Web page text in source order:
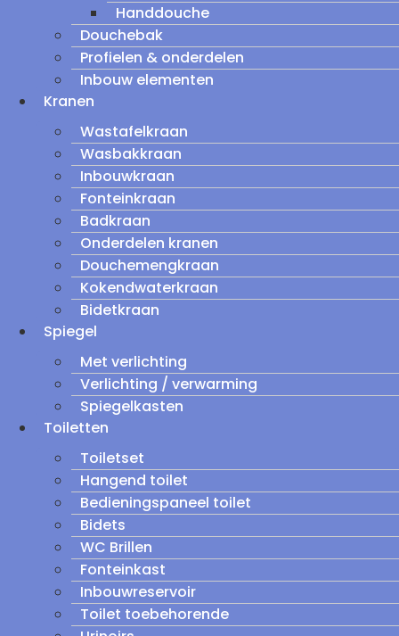
Handdouche
Douchebak
Profielen & onderdelen
Inbouw elementen
Kranen
Wastafelkraan
Wasbakkraan
Inbouwkraan
Fonteinkraan
Badkraan
Onderdelen kranen
Douchemengkraan
Kokendwaterkraan
Bidetkraan
Spiegel
Met verlichting
Verlichting / verwarming
Spiegelkasten
Toiletten
Toiletset
Hangend toilet
Bedieningspaneel toilet
Bidets
WC Brillen
Fonteinkast
Inbouwreservoir
Toilet toebehorende